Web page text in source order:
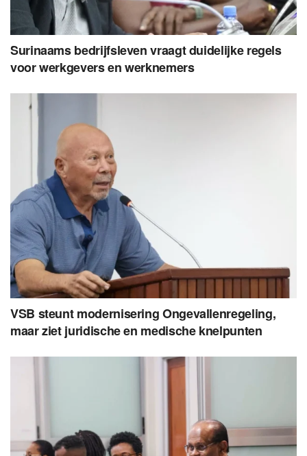
Surinaams bedrijfsleven vraagt duidelijke regels
voor werkgevers en werknemers
VSB steunt modernisering Ongevallenregeling,
maar ziet juridische en medische knelpunten